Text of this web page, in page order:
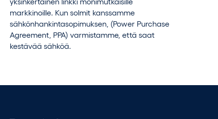
markkinoille. Kun solmit kanssamme
sähkönhankintasopimuksen, (Power Purchase
Agreement, PPA) varmistamme, että saat
kestävää sähköä.